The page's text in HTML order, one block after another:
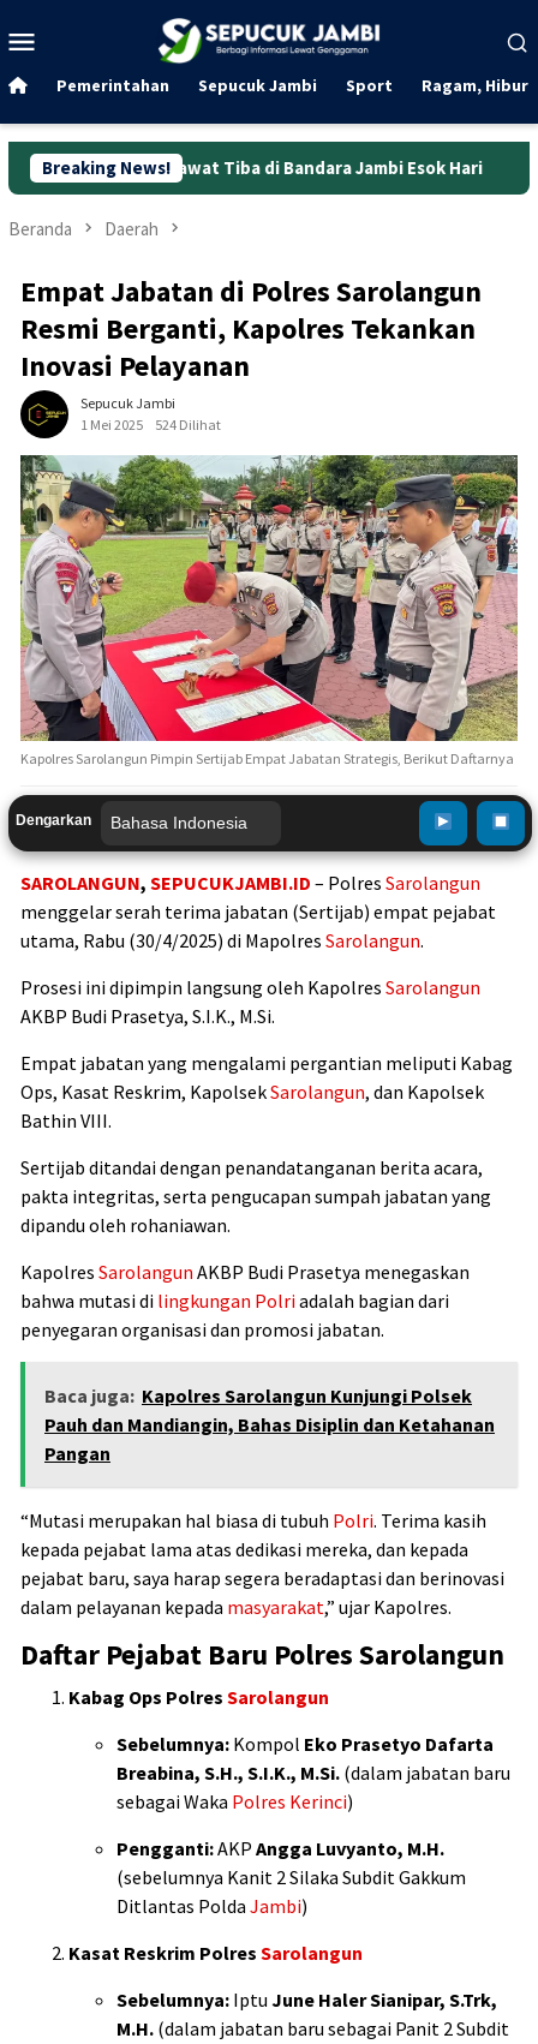
ke
Mobile
Pemerintahan Sepucuk Jambi Sport Ragam,
Breaking News!
Tiba di Bandara Jambi Esok Hari Mulai Pukul
Beranda Daerah
Empat Jabatan di Polres Sarolangun
Resmi Berganti, Kapolres Tekankan
Inovasi Pelayanan
Sepucuk Jambi
1 Mei 2025
524 Dilihat
Kapolres Sarolangun Pimpin Sertijab Empat Jabatan Strategis, Berikut Daftarnya
Dengarkan
SAROLANGUN, SEPUCUKJAMBI.ID – Polres Sarolangun
menggelar serah terima jabatan (Sertijab) empat pejabat
utama, Rabu (30/4/2025) di Mapolres Sarolangun.
Prosesi ini dipimpin langsung oleh Kapolres Sarolangun
AKBP Budi Prasetya, S.I.K., M.Si.
Empat jabatan yang mengalami pergantian meliputi Kabag
Ops, Kasat Reskrim, KapolsekSarolangun, dan Kapolsek
Bathin VIII.
Sertijab ditandai dengan penandatanganan berita acara,
pakta integritas, serta pengucapan sumpah jabatan yang
dipandu oleh rohaniawan.
Kapolres Sarolangun AKBP Budi Prasetya menegaskan
bahwa mutasi di lingkungan Polriadalah bagian dari
penyegaran organisasi dan promosi jabatan.
Baca juga: Kapolres Sarolangun Kunjungi Polsek
Pauh dan Mandiangin, Bahas Disiplin dan Ketahanan
Pangan
“Mutasi merupakan hal biasa di tubuh Polri. Terima kasih
kepada pejabat lama atas dedikasi mereka, dan kepada
pejabat baru, saya harap segera beradaptasi dan berinovasi
dalam pelayanan kepada masyarakat,” ujar Kapolres.
Daftar Pejabat Baru Polres Sarolangun
Kabag Ops Polres Sarolangun
Sebelumnya: Kompol Eko Prasetyo Dafarta
Breabina, S.H., S.I.K., M.Si. (dalam jabatan baru
sebagai Waka Polres Kerinci)
Pengganti:AKP Angga Luvyanto, M.H.
(sebelumnya Kanit 2 Silaka Subdit Gakkum
Ditlantas Polda Jambi)
Kasat Reskrim Polres Sarolangun
Sebelumnya: Iptu June Haler Sianipar, S.Trk,
M.H. (dalam jabatan baru sebagai Panit 2 Subdit